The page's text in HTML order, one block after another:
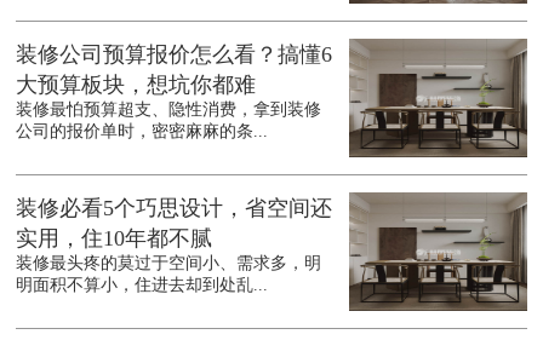
装修公司预算报价怎么看？搞懂6
大预算板块，想坑你都难
装修最怕预算超支、隐性消费，拿到装修
公司的报价单时，密密麻麻的条...
装修必看5个巧思设计，省空间还
实用，住10年都不腻
装修最头疼的莫过于空间小、需求多，明
明面积不算小，住进去却到处乱...